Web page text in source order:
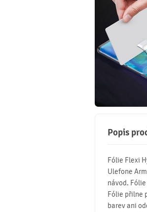
Popis
Fólie Flexi
Ulefone
návod.
Fólie přilne
barev ani